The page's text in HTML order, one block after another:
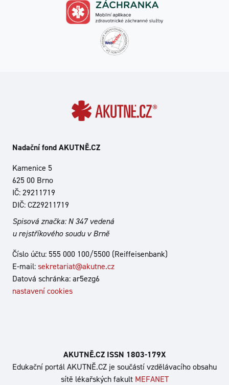
Nadační fond AKUTNĚ.CZ
Kamenice 5
625 00 Brno
IČ: 29211719
DIČ: CZ29211719
Spisová značka: N 347 vedená
u rejstříkového soudu v Brně
Číslo účtu: 555 000 100/5500 (Reiffeisenbank)
E-mail:sekretariat@akutne.cz
Datová schránka: ar5ezg6
nastavení cookies
AKUTNĚ.CZ ISSN 1803‑179X
Edukační portál AKUTNĚ.CZ je součástí vzdělávacího obsahu
sítě lékařských fakult MEFANET